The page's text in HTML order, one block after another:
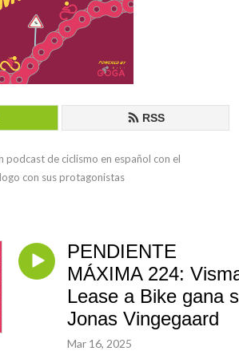
RSS
podcast de ciclismo en español con el
con sus protagonistas
PENDIENTE
MÁXIMA 224:
Lease a Bike gana
Jonas Vingegaard
Mar 16, 2025